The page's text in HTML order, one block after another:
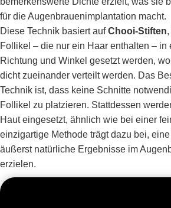
für die Augenbrauenimplantation macht.
Diese Technik basiert aufChooi-Stiften
Follikel – die nur ein Haar enthalten – in
Richtung und Winkel gesetzt werden,
dicht zueinander verteilt werden. Das
Technik ist, dass keine Schnitte
Follikel zu platzieren. Stattdessen
Haut eingesetzt, ähnlich wie bei einer
einzigartige Methode trägt dazu bei,
äußerst natürliche Ergebnisse im
erzielen.